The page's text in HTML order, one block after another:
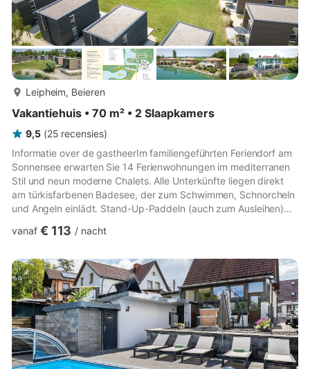
Leipheim, Beieren
Vakantiehuis • 70 m² • 2 Slaapkamers
9,5 (25 recensies)
Informatie over de gastheerIm familiengeführten Feriendorf am
Sonnensee erwarten Sie 14 Ferienwohnungen im mediterranen
Stil und neun moderne Chalets. Alle Unterkünfte liegen direkt
am türkisfarbenen Badesee, der zum Schwimmen, Schnorcheln
und Angeln einlädt. Stand-Up-Paddeln (auch zum Ausleihen)
Schwarzfelder Hof direkt nebenan warten Kühe, Ponys, Pferde,
Tierfütterung, bei der Ihre Kinder dem Bauern helfen dürfen. Bei
schlechtem Wetter sorgt die große Spielscheune mit
Tischtennis, Tischk...
vanaf € 113 / nacht